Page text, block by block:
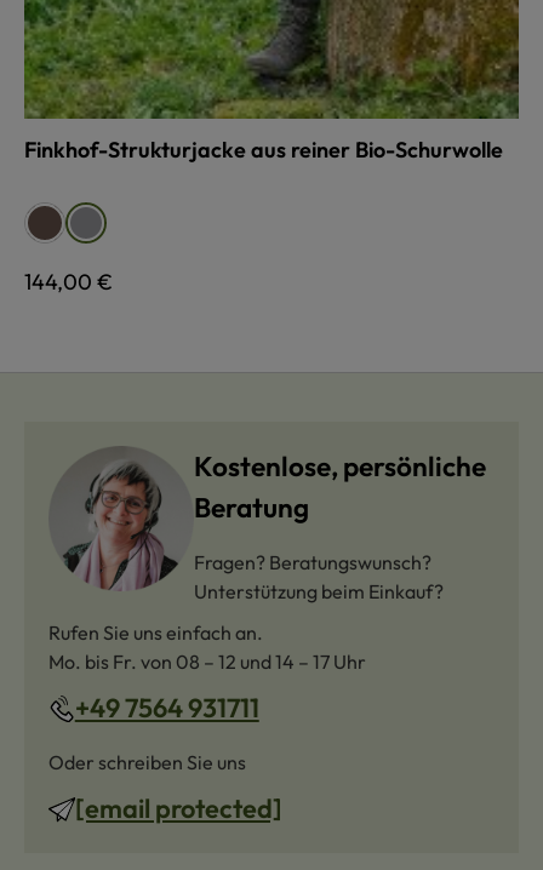
Finkhof-Strukturjacke aus reiner Bio-Schurwolle
Farbe auswählen
braun grau
Regulärer Preis:
144,00 €
Kostenlose, persönliche
Beratung
Fragen? Beratungswunsch?
Unterstützung beim Einkauf?
Rufen Sie uns einfach an.
Mo. bis Fr. von 08 – 12 und 14 – 17 Uhr
+49 7564 931711
Oder schreiben Sie uns
[email protected]